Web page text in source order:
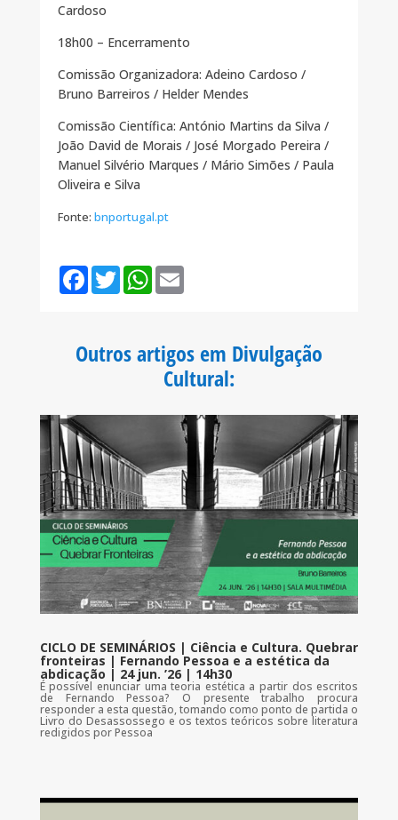
Cardoso
18h00 – Encerramento
Comissão Organizadora: Adeino Cardoso /
Bruno Barreiros / Helder Mendes
Comissão Científica: António Martins da Silva /
João David de Morais / José Morgado Pereira /
Manuel Silvério Marques / Mário Simões / Paula
Oliveira e Silva
Fonte: bnportugal.pt
F
o
T
w
r
W
A
p
E
Outros artigos em Divulgação
Cultural:
CICLO DE SEMINÁRIOS | Ciência e Cultura. Quebrar
fronteiras | Fernando Pessoa e a estética da
abdicação | 24 jun. ’26 | 14h30
É possível enunciar uma teoria estética a partir dos escritos
de Fernando Pessoa? O presente trabalho procura
responder a esta questão, tomando como ponto de partida o
Livro do Desassossego e os textos teóricos sobre literatura
redigidos por Pessoa